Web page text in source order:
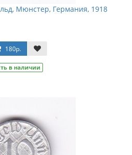
Мюнстер, Германия, 1918
180р.
в наличии